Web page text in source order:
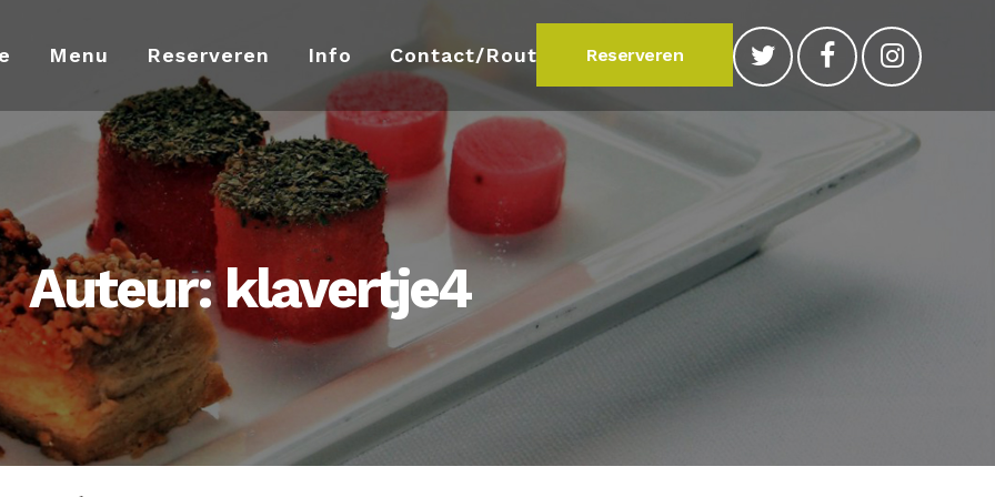
Reserveren
Menu Reserveren Info Contact/Route
Auteur: klavertje4